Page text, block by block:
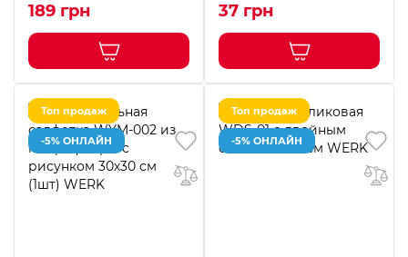
189 грн 37 грн
Топ продаж
-5% ОНЛАЙН
Топ продаж
-5% ОНЛАЙН